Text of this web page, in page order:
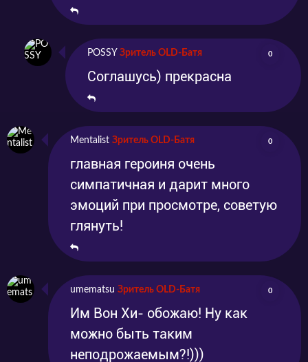
POSSY Зритель OLD-Батя 0
Соглашусь) прекрасна
Mentalist Зритель OLD-Батя 0
главная героиня очень
симпатичная и дарит много
эмоций при просмотре, советую
глянуть!
umematsu Зритель OLD-Батя 0
Им Вон Хи- обожаю! Ну как
можно быть таким
неподрожаемым?!)))